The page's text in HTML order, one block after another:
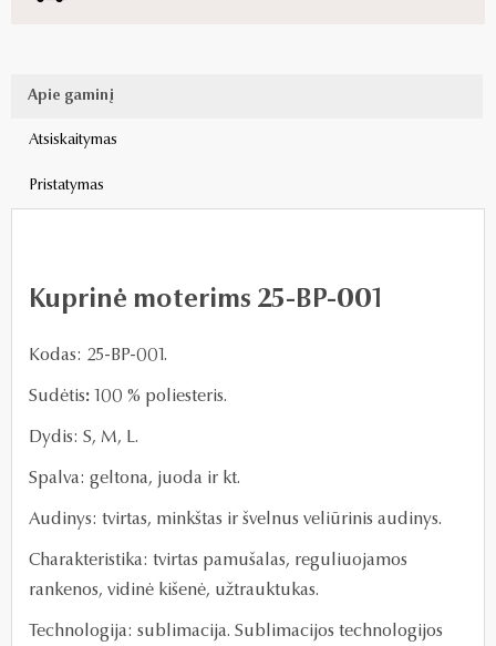
Apie gaminį
Atsiskaitymas
Pristatymas
Kuprinė moterims 25-BP-001
Kodas: 25-BP-001.
Sudėtis: 100 % poliesteris.
Dydis: S, M, L.
Spalva: geltona, juoda ir kt.
Audinys: tvirtas, minkštas ir švelnus veliūrinis audinys.
Charakteristika: tvirtas pamušalas, reguliuojamos
rankenos, vidinė kišenė, užtrauktukas.
Technologija: sublimacija. Sublimacijos technologijos